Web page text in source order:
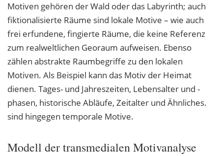
Motiven gehören der Wald oder das Labyrinth; auch
fiktionalisierte Räume sind lokale Motive – wie auch
frei erfundene, fingierte Räume, die keine Referenz
zum realweltlichen Georaum aufweisen. Ebenso
zählen abstrakte Raumbegriffe zu den lokalen
Motiven. Als Beispiel kann das Motiv der Heimat
dienen. Tages- und Jahreszeiten, Lebensalter und -
phasen, historische Abläufe, Zeitalter und Ähnliches.
sind hingegen temporale Motive.
Modell der transmedialen Motivanalyse